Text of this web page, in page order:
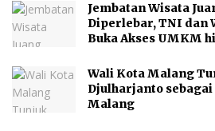
Jembatan Wisata
Diperlebar, TNI dan
Buka Akses UMKM
Wali Kota Malang
Djulharjanto sebagai
Malang